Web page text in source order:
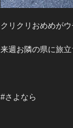
クリクリおめめが
来週お隣の県に旅立
#さよなら